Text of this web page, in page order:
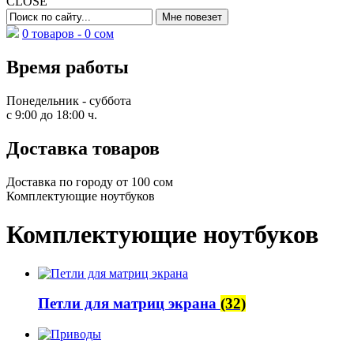
0 товаров - 0 сом
Время работы
Понедельник - суббота
с 9:00 до 18:00 ч.
Доставка товаров
Доставка по городу от 100 сом
Комплектующие ноутбуков
Комплектующие ноутбуков
Петли для матриц экрана (32)